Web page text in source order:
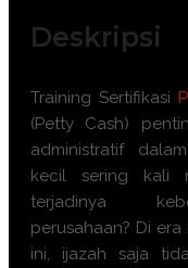
Deskripsi
Training Sertifikasi
(Petty Cash)
administratif
kecil sering kali
terjadinya
perusahaan? Di
ini, ijazah saja